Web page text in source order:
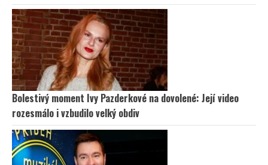
Bolestivý moment Ivy Pazderkové na dovolené: Její video
rozesmálo i vzbudilo velký obdiv